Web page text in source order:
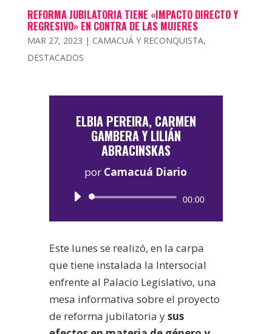
REFORMA JUBILATORIA TIENE «IMPACTO DIRECTO Y
REGRESIVO» EN CONTRA DE LAS MUJERES
MAR 27, 2023 | CAMACUÁ Y RECONQUISTA,
DESTACADOS
ELBIA PEREIRA, CARMEN
GAMBERA Y LILIÁN
ABRACINSKAS
por Camacuá Diario
Reproductor
00:00
Este lunes se realizó, en la carpa
que tiene instalada la Intersocial
enfrente al Palacio Legislativo, una
mesa informativa sobre el proyecto
de reforma jubilatoria ysus